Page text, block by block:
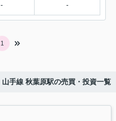
- -
1
山手線 秋葉原駅の売買・投資一覧